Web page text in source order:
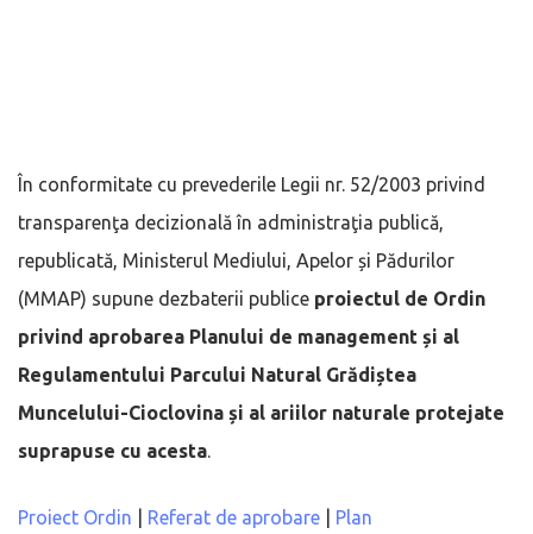
În conformitate cu prevederile Legii nr. 52/2003 privind
transparenţa decizională în administraţia publică,
republicată, Ministerul Mediului, Apelor și Pădurilor
(MMAP) supune dezbaterii publice proiectul de Ordin
privind aprobarea Planului de management și al
Regulamentului Parcului Natural Grădiștea
Muncelului-Cioclovina și al ariilor naturale protejate
suprapuse cu acesta.
Proiect Ordin Referat de aprobare
Plan